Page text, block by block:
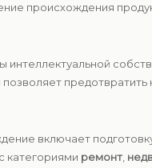
происхождения
предотвратить
включает
категориями ремонт